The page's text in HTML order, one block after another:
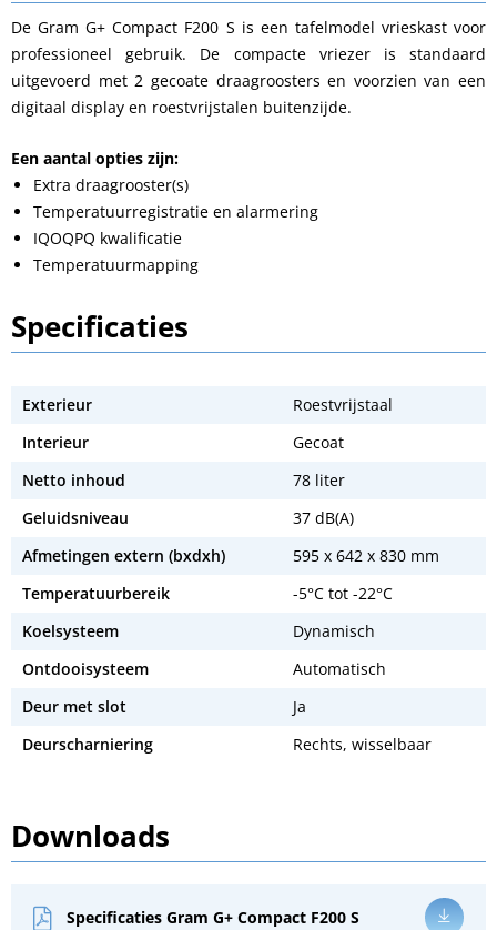
De Gram G+ Compact F200 S is een tafelmodel vrieskast voor
professioneel gebruik. De compacte vriezer is standaard
uitgevoerd met 2 gecoate draagroosters en voorzien van een
digitaal display en roestvrijstalen buitenzijde.
Een aantal opties zijn:
Extra draagrooster(s)
Temperatuurregistratie en alarmering
IQOQPQ kwalificatie
Temperatuurmapping
Specificaties
Exterieur
Roestvrijstaal
Interieur
Gecoat
Netto inhoud
78 liter
Geluidsniveau
37 dB(A)
Afmetingen extern (bxdxh)
595 x 642 x 830 mm
Temperatuurbereik
-5°C tot -22°C
Koelsysteem
Dynamisch
Ontdooisysteem
Automatisch
Deur met slot
Ja
Deurscharniering
Rechts, wisselbaar
Downloads
Specificaties Gram G+ Compact F200 S